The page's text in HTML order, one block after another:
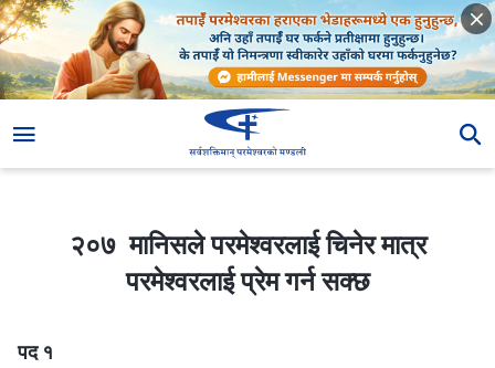
२०७ मानिसले परमेश्‍वरलाई चिनेर मात्र परमेश्‍वरलाई प्रेम गर्न सक्छ
२०७ मानिसले परमेश्‍वरलाई चिनेर मात्र
परमेश्‍वरलाई प्रेम गर्न सक्छ
पद १